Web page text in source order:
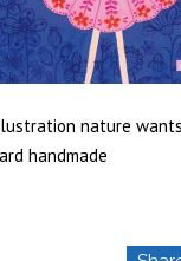
nature
handmade